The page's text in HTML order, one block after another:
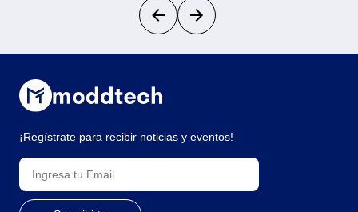
¡Regístrate para recibir noticias y eventos!